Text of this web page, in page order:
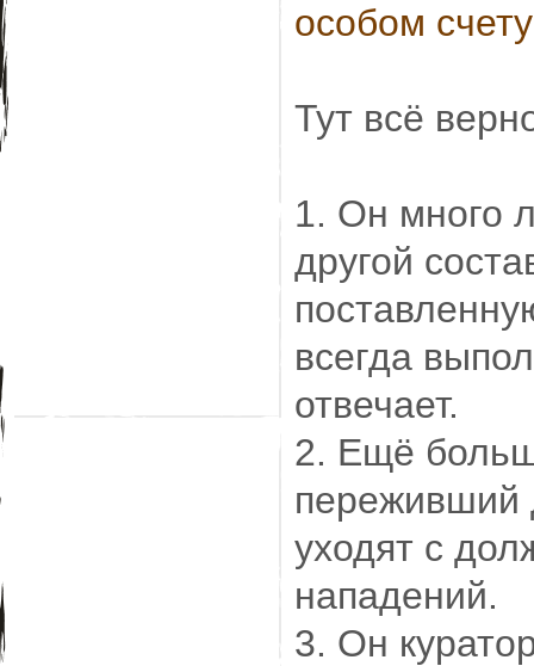
особом
Тут всё
1. Он много
другой
всегда
отвечает.
2. Ещё
переживший
уходят с
нападений.
3. Он